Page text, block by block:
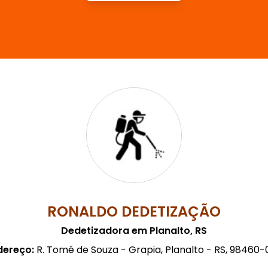
RONALDO DEDETIZAÇÃO
Dedetizadora em Planalto, RS
R. Tomé de Souza - Grapia, Planalto - RS, 98460-